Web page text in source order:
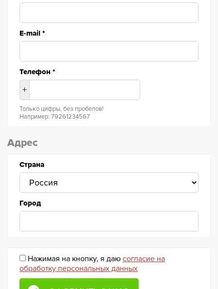
E-mail *
Телефон *
+
Только цифры, без пробелов!
Например: 79261234567
Адрес
Страна
Город
Нажимая на кнопку, я даю согласие на
обработку персональных данных